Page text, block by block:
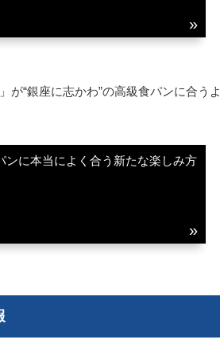
が“銀座に志かわ”の高級食パンに合うよ
に本当によく合う新たな楽しみ方